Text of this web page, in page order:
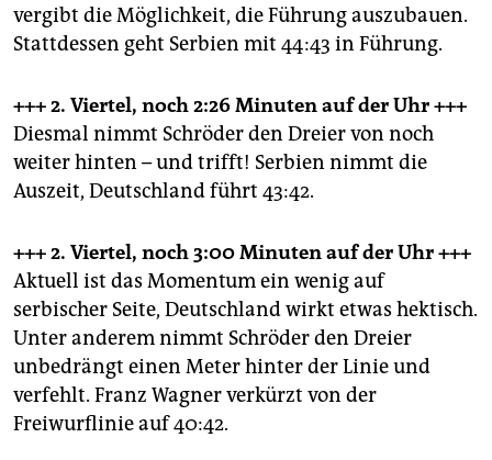
vergibt die Möglichkeit, die Führung auszubauen.
Stattdessen geht Serbien mit 44:43 in Führung.
+++ 2. Viertel, noch 2:26 Minutenauf der Uhr +++
Diesmal nimmt Schröder den Dreier von noch
weiter hinten – und trifft! Serbien nimmt die
Auszeit, Deutschland führt 43:42.
+++ 2. Viertel, noch 3:00 Minutenauf der Uhr +++
Aktuell ist das Momentum ein wenig auf
serbischer Seite, Deutschland wirkt etwas hektisch.
Unter anderem nimmt Schröder den Dreier
unbedrängt einen Meter hinter der Linie und
verfehlt. Franz Wagner verkürzt von der
Freiwurflinie auf 40:42.